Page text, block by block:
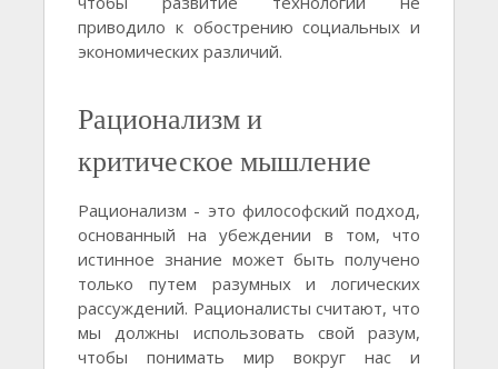
приводило к обострению социальных и
экономических различий.
Рационализм и
критическое мышление
Рационализм - это философский подход,
основанный на убеждении в том, что
истинное знание может быть получено
только путем разумных и логических
рассуждений. Рационалисты считают, что
мы должны использовать свой разум,
чтобы понимать мир вокруг нас и